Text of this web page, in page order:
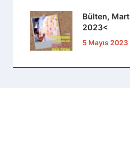
Bülten, Mart
2023<
5 Mayıs 2023